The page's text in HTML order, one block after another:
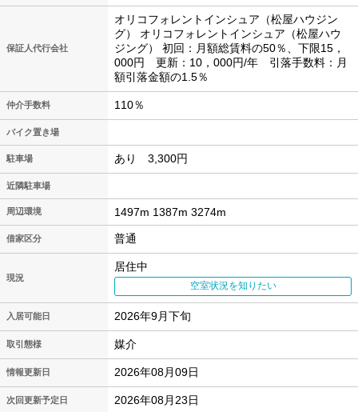
保証人代行会社
オリコフォレントインシュア（松屋ハウジン
グ） オリコフォレントインシュア（松屋ハウ
ジング） 初回：月額総賃料の50％、下限15，
000円 更新：10，000円/年 引落手数料：月
額引落金額の1.5％
仲介手数料 110％
バイク置き場
駐車場 あり 3,300円
近隣駐車場
周辺環境 1497m 1387m 3274m
借家区分 普通
現況
居住中
空室状況を知りたい
入居可能日 2026年9月下旬
取引態様 媒介
情報更新日 2026年08月09日
次回更新予定日 2026年08月23日